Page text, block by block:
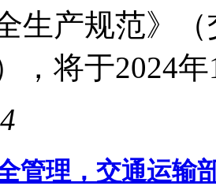
生产规范》
，将于2024
管理，交通运输